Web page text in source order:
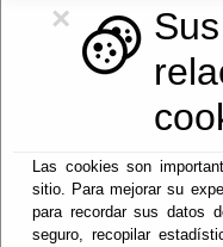
×
Las cookies son
sitio. Para mejorar su
para recordar sus datos
seguro, recopilar